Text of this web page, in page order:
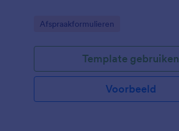
Go to Category:
Afspraakformulieren
Template gebruiken
Voorbeeld